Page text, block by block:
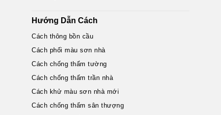
Hướng Dẫn Cách
Cách thông bồn cầu
Cách phối màu sơn nhà
Cách chống thấm tường
Cách chống thấm trần nhà
Cách khử màu sơn nhà mới
Cách chống thấm sân thượng